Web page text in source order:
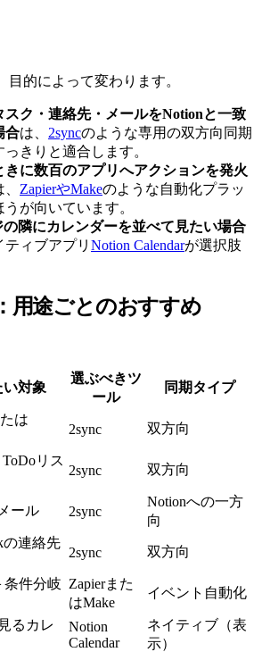
目的によって変わります。
スク・連絡先・メールをNotionと一致
合は、 2syncのような専用の双方向同期
きりと適合します。
きに数百のアプリへアクションを発火
ZapierやMakeのような自動化プラッ
うが向いています。
隣にカレンダーを並べて見たい場合
ィブアプリ Notion Calendarが選択肢
用途ごとのおすすめ
対象
選ぶべきツ
ール
同期タイプ
は
2sync 双方向
リス
2sync 双方向
ール 2sync
Notionへの一方
向
の連絡先
2sync 双方向
条件分岐 Zapierまた
はMake
イベント自動化
るカレ
Notion
Calendar
ネイティブ（表
示）